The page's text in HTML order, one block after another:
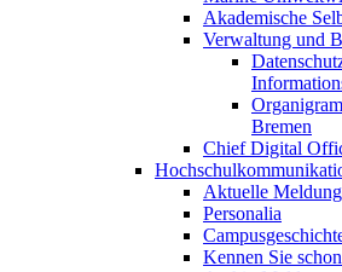
Akademische
Verwaltung und
Bremen
Chief Digital
Aktuelle
Personalia
Kennen Sie